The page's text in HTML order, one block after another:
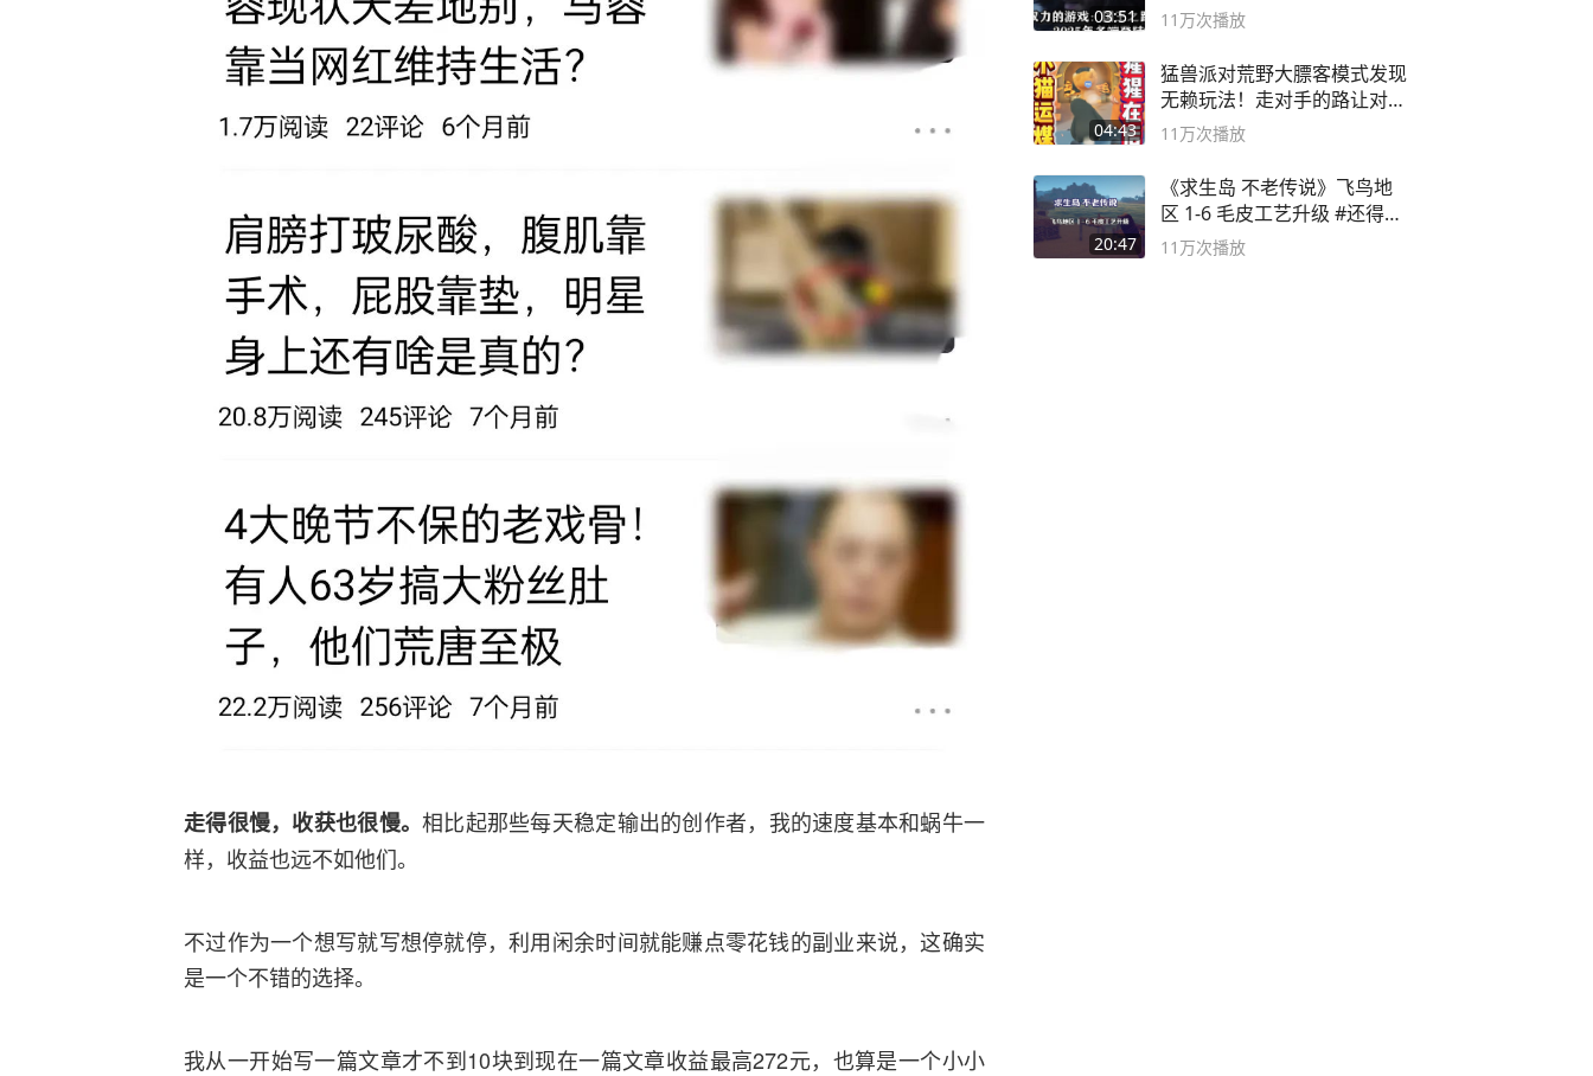
走得很慢，收获也很慢。相比起那些每天稳定输出的创作者，我的速度基本和蜗牛一
样，收益也远不如他们。
不过作为一个想写就写想停就停，利用闲余时间就能赚点零花钱的副业来说，这确实
是一个不错的选择。
我从一开始写一篇文章才不到10块到现在一篇文章收益最高272元，也算是一个小小
03:51 概要
11万次播放
04:43
猛兽派对荒野大膘客模式发现
无赖玩法！走对手的路让对手
无路可走
11万次播放
20:47
《求生岛 不老传说》飞鸟地
区 1-6 毛皮工艺升级 #还得是
主机大作
11万次播放